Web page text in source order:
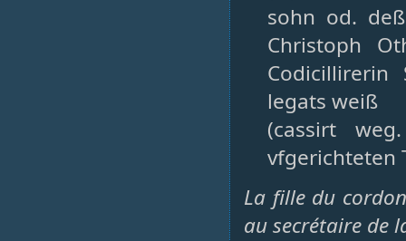
sohn od.
Christoph
Codicillirerin
legats weiß
(cassirt
vfgerichteten
La fille du
au secrétaire de